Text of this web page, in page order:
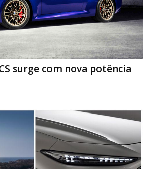
surge com nova potência